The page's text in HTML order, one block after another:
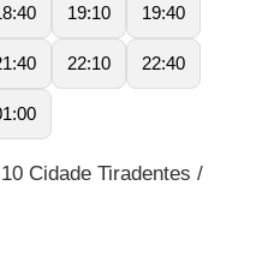
19:10 19:40
22:10 22:40
Cidade Tiradentes /